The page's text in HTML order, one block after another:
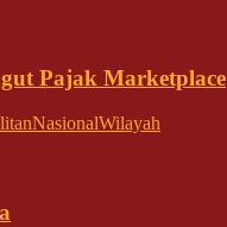
Pajak Marketplace
NasionalWilayah